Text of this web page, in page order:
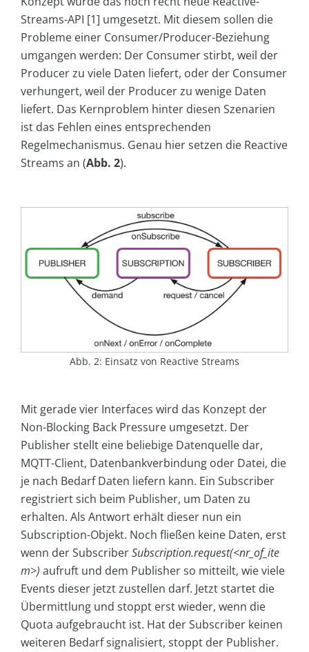
Streams-API [1] umgesetzt. Mit diesem sollen die
Probleme einer Consumer/Producer-Beziehung
umgangen werden: Der Consumer stirbt, weil der
Producer zu viele Daten liefert, oder der Consumer
verhungert, weil der Producer zu wenige Daten
liefert. Das Kernproblem hinter diesen Szenarien
ist das Fehlen eines entsprechenden
Regelmechanismus. Genau hier setzen die Reactive
Streams an (Abb. 2).
Abb. 2: Einsatz von Reactive Streams
Mit gerade vier Interfaces wird das Konzept der
Non-Blocking Back Pressure umgesetzt. Der
Publisher stellt eine beliebige Datenquelle dar,
MQTT-Client, Datenbankverbindung oder Datei, die
je nach Bedarf Daten liefern kann. Ein Subscriber
registriert sich beim Publisher, um Daten zu
erhalten. Als Antwort erhält dieser nun ein
Subscription-Objekt. Noch fließen keine Daten, erst
wenn der SubscriberSubscription.request(<nr_of_ite
m>) aufruft und dem Publisher so mitteilt, wie viele
Events dieser jetzt zustellen darf. Jetzt startet die
Übermittlung und stoppt erst wieder, wenn die
Quota aufgebraucht ist. Hat der Subscriber keinen
weiteren Bedarf signalisiert, stoppt der Publisher.